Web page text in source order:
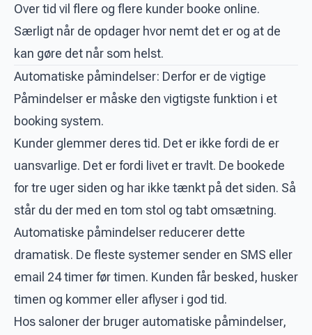
Over tid vil flere og flere kunder booke online.
Særligt når de opdager hvor nemt det er og at de
kan gøre det når som helst.
Automatiske påmindelser: Derfor er de vigtige
Påmindelser er måske den vigtigste funktion i et
booking system.
Kunder glemmer deres tid. Det er ikke fordi de er
uansvarlige. Det er fordi livet er travlt. De bookede
for tre uger siden og har ikke tænkt på det siden. Så
står du der med en tom stol og tabt omsætning.
Automatiske påmindelser reducerer dette
dramatisk. De fleste systemer sender en SMS eller
email 24 timer før timen. Kunden får besked, husker
timen og kommer eller aflyser i god tid.
Hos saloner der bruger automatiske påmindelser,